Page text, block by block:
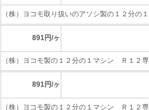
（株）ヨコモ取り扱いのアソシ製の１２分
891円/ヶ
（株）ヨコモ製の１２分の１マシン Ｒ１２
891円/ヶ
（株）ヨコモ製の１２分の１マシン Ｒ１２